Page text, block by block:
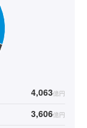
4,063億円
3,606億円